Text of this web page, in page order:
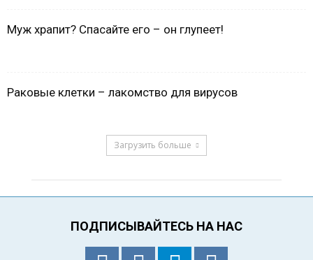
Муж храпит? Спасайте его – он глупеет!
Раковые клетки – лакомство для вирусов
Загрузить больше
ПОДПИСЫВАЙТЕСЬ НА НАС